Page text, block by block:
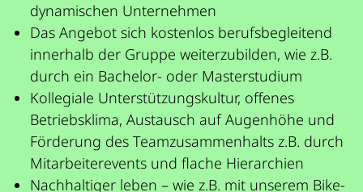
dynamischen Unternehmen
Das Angebot sich kostenlos berufsbegleitend
innerhalb der Gruppe weiterzubilden, wie z.B.
durch ein Bachelor- oder Masterstudium
Kollegiale Unterstützungskultur, offenes
Betriebsklima, Austausch auf Augenhöhe und
Förderung des Teamzusammenhalts z.B. durch
Mitarbeiterevents und flache Hierarchien
Nachhaltiger leben – wie z.B. mit unserem Bike-